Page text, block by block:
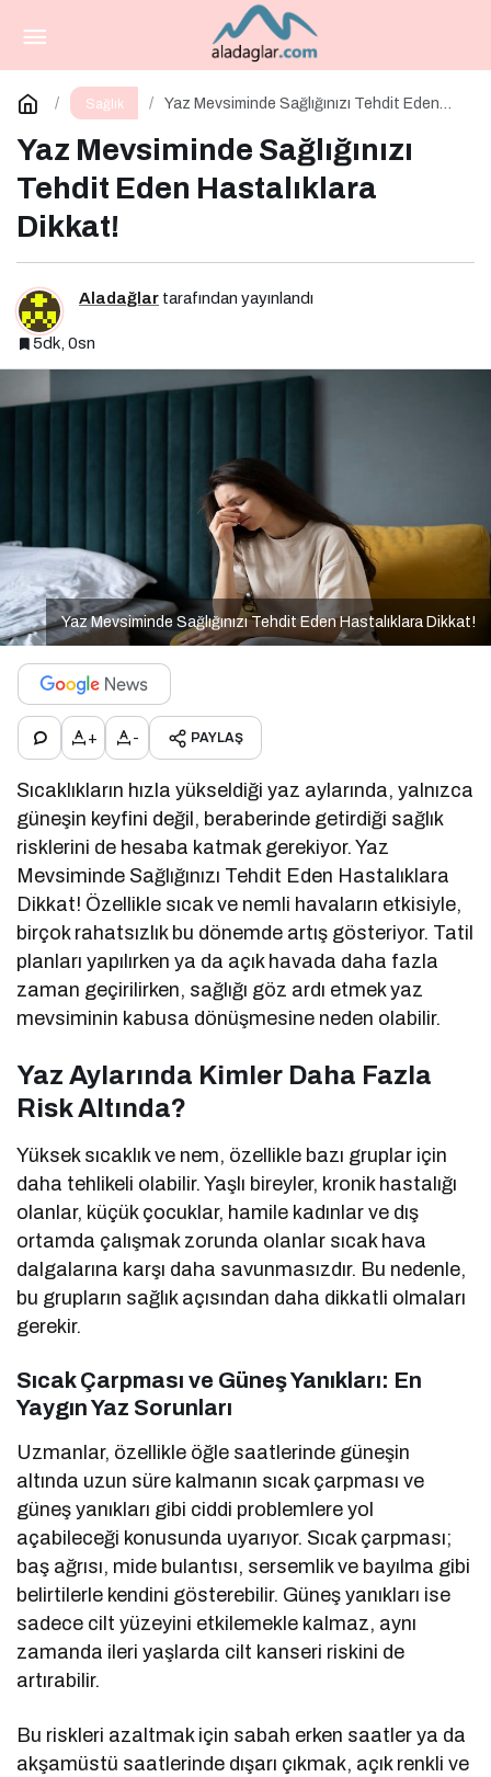
Sağlık
Yaz Mevsiminde Sağlığınızı Tehdit Eden
Yaz Mevsiminde Sağlığınızı
Tehdit Eden Hastalıklara
Dikkat!
Aladağlar tarafından yayınlandı
5dk, 0sn
Yaz Mevsiminde Sağlığınızı Tehdit Eden Hastalıklara Dikkat!
+ - PAYLAŞ
Sıcaklıkların hızla yükseldiği yaz aylarında, yalnızca
güneşin keyfini değil, beraberinde getirdiği sağlık
risklerini de hesaba katmak gerekiyor. Yaz
Mevsiminde Sağlığınızı Tehdit Eden Hastalıklara
Dikkat! Özellikle sıcak ve nemli havaların etkisiyle,
birçok rahatsızlık bu dönemde artış gösteriyor. Tatil
planları yapılırken ya da açık havada daha fazla
zaman geçirilirken, sağlığı göz ardı etmek yaz
mevsiminin kabusa dönüşmesine neden olabilir.
Yaz Aylarında Kimler Daha Fazla
Risk Altında?
Yüksek sıcaklık ve nem, özellikle bazı gruplar için
daha tehlikeli olabilir. Yaşlı bireyler, kronik hastalığı
olanlar, küçük çocuklar, hamile kadınlar ve dış
ortamda çalışmak zorunda olanlar sıcak hava
dalgalarına karşı daha savunmasızdır. Bu nedenle,
bu grupların sağlık açısından daha dikkatli olmaları
gerekir.
Sıcak Çarpması ve Güneş Yanıkları: En
Yaygın Yaz Sorunları
Uzmanlar, özellikle öğle saatlerinde güneşin
altında uzun süre kalmanın sıcak çarpması ve
güneş yanıkları gibi ciddi problemlere yol
açabileceği konusunda uyarıyor. Sıcak çarpması;
baş ağrısı, mide bulantısı, sersemlik ve bayılma gibi
belirtilerle kendini gösterebilir. Güneş yanıkları ise
sadece cilt yüzeyini etkilemekle kalmaz, aynı
zamanda ileri yaşlarda cilt kanseri riskini de
artırabilir.
Bu riskleri azaltmak için sabah erken saatler ya da
akşamüstü saatlerinde dışarı çıkmak, açık renkli ve
Bebeklerde Gaz Sancısı: Nedenleri, Belirtileri
ve Etkili Çözümler
Yorum Yap